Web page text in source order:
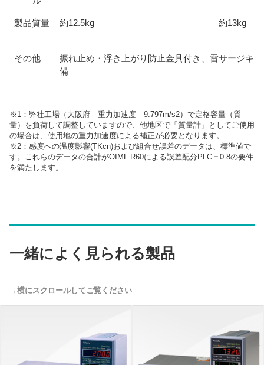
製品質量 約12.5kg 約13kg
その他
振れ止め・浮き上がり防止金具付き、雷サージキ
備
※1：弊社工場（大阪府 重力加速度 9.797m/s2）で定格容量（質
量）を負荷して調整していますので、他地区で「質量計」としてご使用
の場合は、使用地の重力加速度による補正が必要となります。
※2：感度への温度影響(TKcn)および組合せ誤差のデータは、標準値で
す。これらのデータの合計がOIML R60による誤差配分PLC＝0.8の要件
を満たします。
一緒によく見られる製品